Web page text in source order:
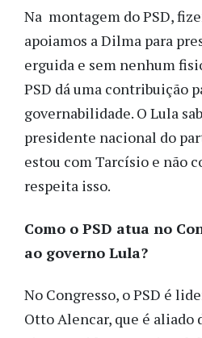
Na montagem do PSD,
apoiamos a Dilma para
erguida e sem nenhum
PSD dá uma contribuição
governabilidade. O Lula
presidente nacional do
estou com Tarcísio e não
respeita isso.
Como o PSD atua no
ao governo Lula?
No Congresso, o PSD é
Otto Alencar, que é aliado